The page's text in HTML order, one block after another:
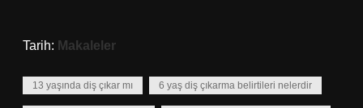
Tarih: Makaleler
13 yaşında diş çıkar mı 6 yaş diş çıkarma belirtileri nelerdir